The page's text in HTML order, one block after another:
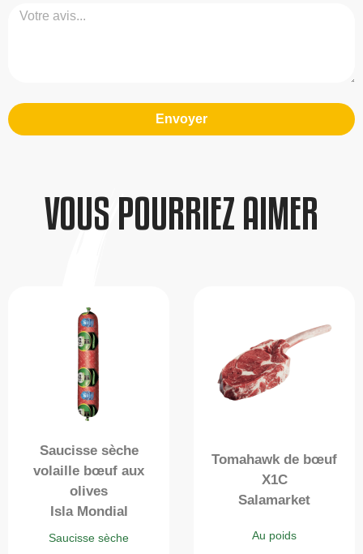
Envoyer
VOUS POURRIEZ AIMER
Saucisse sèche
volaille bœuf aux
olives
Isla Mondial
Saucisse sèche
Tomahawk de bœuf
X1C
Salamarket
Au poids